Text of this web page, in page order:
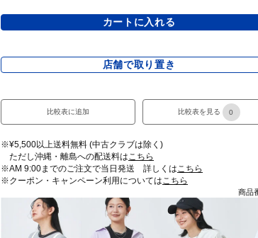
カートに入れる
店舗で取り置き
比較表に追加 比較表を見る 0
※¥5,500以上送料無料 (中古クラブは除く)
ただし沖縄・離島への配送料はこちら
※AM 9:00までのご注文で当日発送 詳しくはこちら
※クーポン・キャンペーン利用についてはこちら
商品